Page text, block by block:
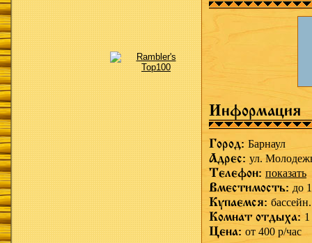
Информация
Город: Барнаул
Адрес: ул.
Телефон: показать
Вместимость: до
Купаемся: бассейн.
Комнат отдыха: 1
Цена: от 400 р/час